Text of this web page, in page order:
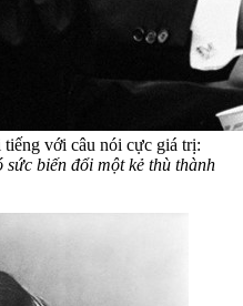
với câu nói cực giá trị:
biến đổi một kẻ thù thành